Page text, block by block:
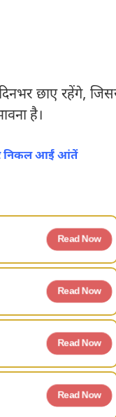
छाए रहेंगे,
है।
निकल आईं आंतें
Read Now
Read Now
Read Now
Read Now